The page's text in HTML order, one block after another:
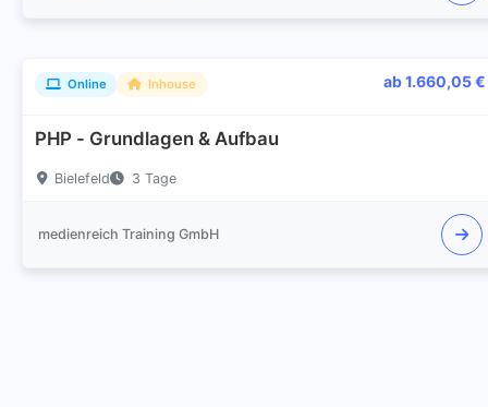
Online Inhouse ab 1.660,05 €
PHP - Grundlagen & Aufbau
Bielefeld 3 Tage
medienreich Training GmbH